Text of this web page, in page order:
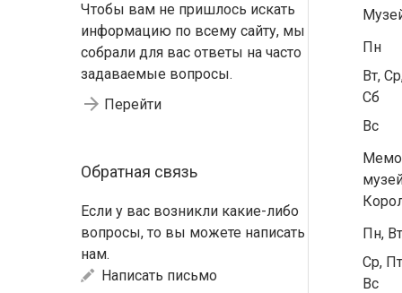
Чтобы вам не пришлось искать
информацию по всему сайту, мы
собрали для вас ответы на часто
задаваемые вопросы.
Перейти
Обратная связь
Если у вас возникли какие-либо
вопросы, то вы можете написать
нам.
Написать письмо
Пн
Вт,
Сб
Вс
Пн,
Ср,
Вс